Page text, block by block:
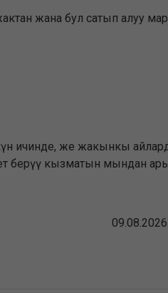
жана бул сатып алуу
ичинде, же жакынкы
берүү кызматын мындан